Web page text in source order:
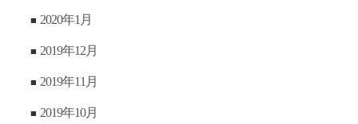
2020年1月
2019年12月
2019年11月
2019年10月